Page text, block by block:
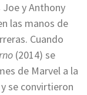
y Anthony
las manos de
Cuando
(2014) se
de Marvel a la
se convirtieron